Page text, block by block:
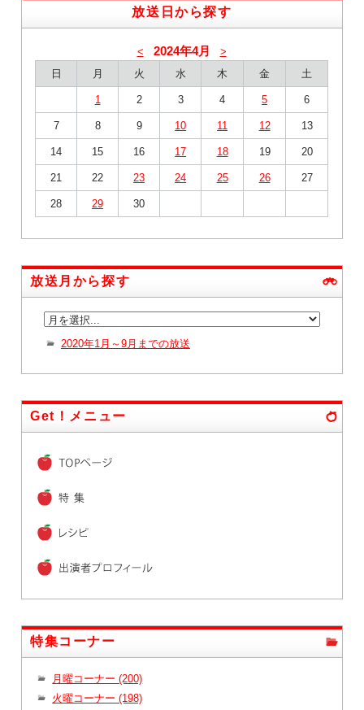
放送日から探す
< 2024年4月
>
日
月 火 水 木 金 土
1 2 3 4 5 6
7 8 9 10 11 12 13
14 15 16 17 18 19 20
21 22 23 24 25 26 27
28 29 30
放送月から探す
2020年1月～9月までの放送
Get！メニュー
特集コーナー
月曜コーナー (200)
火曜コーナー (198)